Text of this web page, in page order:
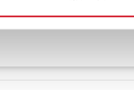
19.PDF1.23MB